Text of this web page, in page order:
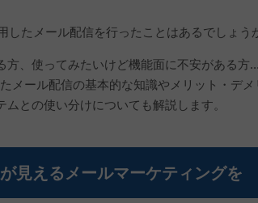
たメール配信を行ったことはあるでしょう
、使ってみたいけど機能面に不安がある方
メール配信の基本的な知識やメリット・デメ
との使い分けについても解説します。
見える メールマーケティングを